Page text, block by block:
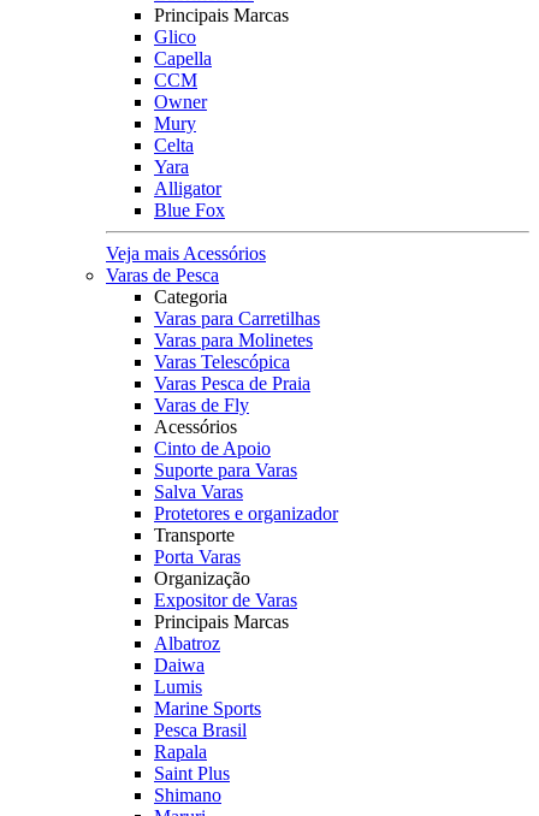
Principais Marcas
Glico
Capella
CCM
Owner
Mury
Celta
Yara
Alligator
Blue Fox
Veja mais Acessórios
Varas de Pesca
Categoria
Varas para Carretilhas
Varas para Molinetes
Varas Telescópica
Varas Pesca de Praia
Varas de Fly
Acessórios
Cinto de Apoio
Suporte para Varas
Salva Varas
Protetores e organizador
Transporte
Porta Varas
Organização
Expositor de Varas
Principais Marcas
Albatroz
Daiwa
Lumis
Marine Sports
Pesca Brasil
Rapala
Saint Plus
Shimano